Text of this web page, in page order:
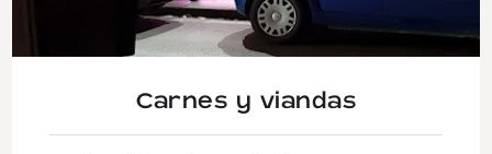
Carnes y viandas